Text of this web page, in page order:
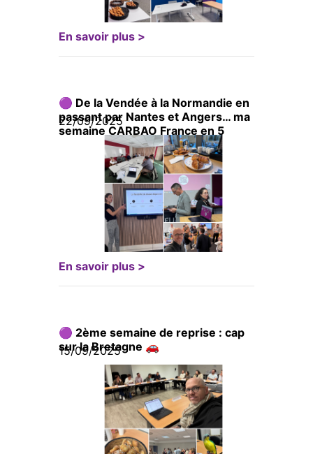
En savoir plus >
🟣 De la Vendée à la Normandie en
passant par Nantes et Angers… ma
semaine CARBAO France en 5
22/09/2025
En savoir plus >
🟣 2ème semaine de reprise : cap
sur la Bretagne 🚗
15/09/2025